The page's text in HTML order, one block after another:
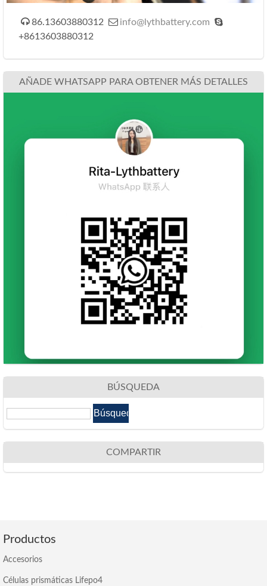
 86.13603880312  info@lythbattery.com 
+8613603880312
AÑADE WHATSAPP PARA OBTENER MÁS DETALLES
BÚSQUEDA
COMPARTIR
Productos
Accesorios
Células prismáticas Lifepo4